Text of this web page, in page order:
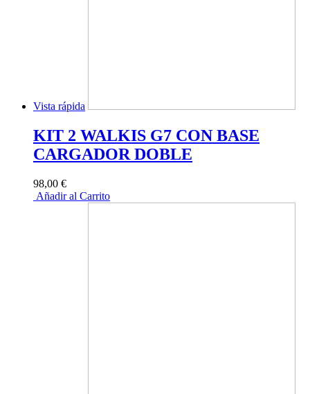
Vista rápida
KIT 2 WALKIS G7 CON BASE
CARGADOR DOBLE
98,00 €
Añadir al Carrito